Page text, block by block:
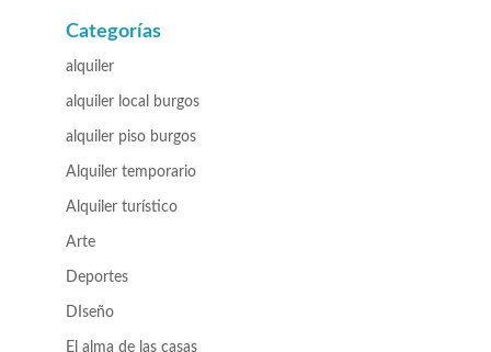
Categorías
alquiler
alquiler local burgos
alquiler piso burgos
Alquiler temporario
Alquiler turístico
Arte
Deportes
DIseño
El alma de las casas